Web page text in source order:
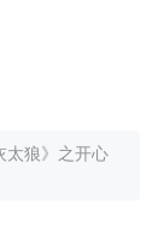
太狼》之开心